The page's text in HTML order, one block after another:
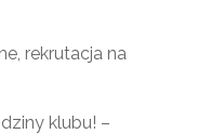
rekrutacja na
klubu! –